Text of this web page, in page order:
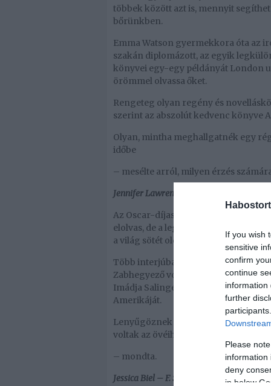
If you wish
sensitive
confirm
continue
information
further
Please
information
deny
in below
többek között azt is, mennyit
bőrünkben.
Emma Watson gyermekkora óta az
szakán diplomázott, az egyik
könyvei egy-egy példányát London
örömmel olvassa őket.
Rengeteg olyan regény és
szerint az abszolút kedvenc könyve
Olyan, mintha meghallgatnék egy
időbe
– mesélte arról, milyen érzés
Jennifer Lawrence – J. D. Salinger:
Az Oscar-díjas színésznő is nagyon
elolvas, de a legjobban azokat a
a világ sötét oldalát, a
Több interjúban is elárulta már, hogy
Zabhegyező volt rá, amelyet azóta,
Imádja Salinger szarkasztikus
Amerikáját.
Lenyűgöznek Salinger társadalmi
voltak az övéihez hasonló
– mondta.
Jessica Biel – F. Scott Fitzgerald: Az éj